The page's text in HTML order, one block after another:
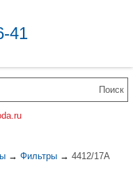
41
→ Фильтры → 4412/17A